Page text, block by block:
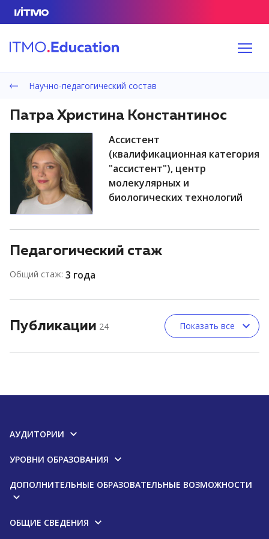
Научно-педагогический состав
Патра Христина Константинос
ассистент
(квалификационная категория
"ассистент"), центр
молекулярных и
биологических технологий
Педагогический стаж
Общий стаж: 3 года
Публикации 24 Показать все
АУДИТОРИИ
УРОВНИ ОБРАЗОВАНИЯ
ДОПОЛНИТЕЛЬНЫЕ ОБРАЗОВАТЕЛЬНЫЕ ВОЗМОЖНОСТИ
ОБЩИЕ СВЕДЕНИЯ